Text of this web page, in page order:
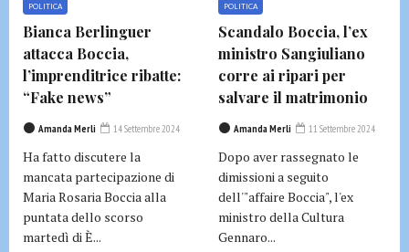
POLITICA
Bianca Berlinguer
attacca Boccia,
l’imprenditrice ribatte:
“Fake news”
Amanda Merli 14 Settembre 2024
Ha fatto discutere la
mancata partecipazione di
Maria Rosaria Boccia alla
puntata dello scorso
martedì di È...
POLITICA
Scandalo Boccia, l’ex
ministro Sangiuliano
corre ai ripari per
salvare il matrimonio
Amanda Merli 11 Settembre 2024
Dopo aver rassegnato le
dimissioni a seguito
dell'"affaire Boccia", l'ex
ministro della Cultura
Gennaro...